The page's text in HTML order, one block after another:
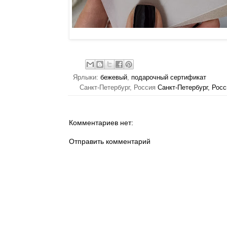
Ярлыки: бежевый подарочный сертификат
Санкт-Петербург, Россия Санкт-Петербург,
Комментариев нет:
Отправить комментарий